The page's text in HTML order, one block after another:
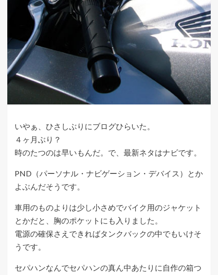
いやぁ、ひさしぶりにブログひらいた。
４ヶ月ぶり？
時のたつのは早いもんだ。で、最新ネタはナビです。
PND（パーソナル・ナビゲーション・デバイス）とか
よぶんだそうです。
車用のものよりは少し小さめでバイク用のジャケット
とかだと、胸のポケットにも入りました。
電源の確保さえできればタンクバックの中でもいけそ
うです。
セパハンなんでセパハンの真ん中あたりに自作の箱つ